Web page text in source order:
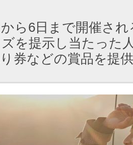
ら6日まで開催さ
を提示し当たった
券などの賞品を提